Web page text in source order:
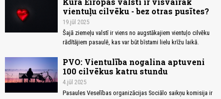
vientuļu cilvēku - bez otras pusītes?
19.jūl 2025
Šajā ziemeļu valstī ir viens no augstākajiem vientuļo cilvēku
rādītājiem pasaulē, kas var būt bīstami lielu krīžu laikā.
PVO: Vientulība nogalina aptuveni
100 cilvēkus katru stundu
4.jūl 2025
Pasaules Veselības organizācijas Sociālo saikņu komisija ir